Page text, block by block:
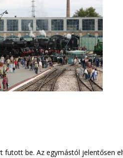
be. Az egymástól jelentősen